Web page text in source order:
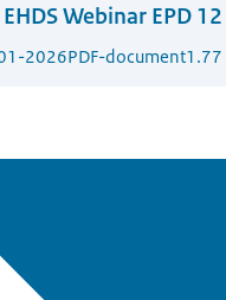
EHDS Webinar EPD
2026PDF-document1.77